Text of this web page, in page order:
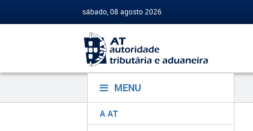
sábado, 08 agosto 2026
MENU
A AT